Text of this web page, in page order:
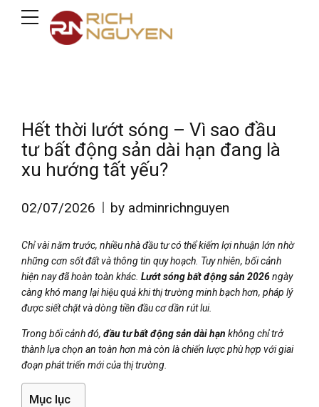
Hết thời lướt sóng – Vì sao đầu
tư bất động sản dài hạn đang là
xu hướng tất yếu?
02/07/2026 by adminrichnguyen
Chỉ vài năm trước, nhiều nhà đầu tư có thể kiếm lợi nhuận lớn nhờ
những cơn sốt đất và thông tin quy hoạch. Tuy nhiên, bối cảnh
hiện nay đã hoàn toàn khác. Lướt sóng bất động sản 2026ngày
càng khó mang lại hiệu quả khi thị trường minh bạch hơn, pháp lý
được siết chặt và dòng tiền đầu cơ dần rút lui.
Trong bối cảnh đó, đầu tư bất động sản dài hạn không chỉ trở
thành lựa chọn an toàn hơn mà còn là chiến lược phù hợp với giai
đoạn phát triển mới của thị trường.
Mục lục